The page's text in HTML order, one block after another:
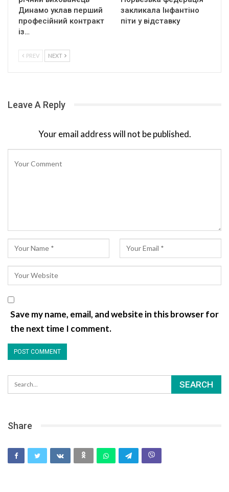
Динамо уклав перший
професійний контракт
із…
закликала Інфантіно
піти у відставку
PREV NEXT
Leave A Reply
Your email address will not be published.
Save my name, email, and website in this browser for
the next time I comment.
Share